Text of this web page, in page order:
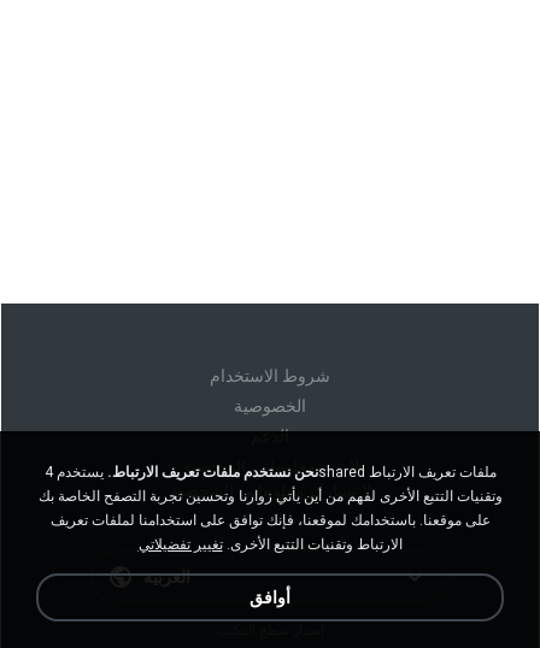
شروط الاستخدام
الخصوصية
الدعم
لا تبيع معلوماتي الشخصية
لا تشارك معلوماتي الشخصية
العربية
نحن نستخدم ملفات تعريف الارتباط.
يستخدم 4shared ملفات تعريف الارتباط
وتقنيات التتبع الأخرى لفهم من أين يأتي زوارنا وتحسين تجربة التصفح الخاصة بك
على موقعنا. باستخدامك لموقعنا، فإنك توافق على استخدامنا لملفات تعريف
الارتباط وتقنيات التتبع الأخرى.تغيير تفضيلاتي
أوافق